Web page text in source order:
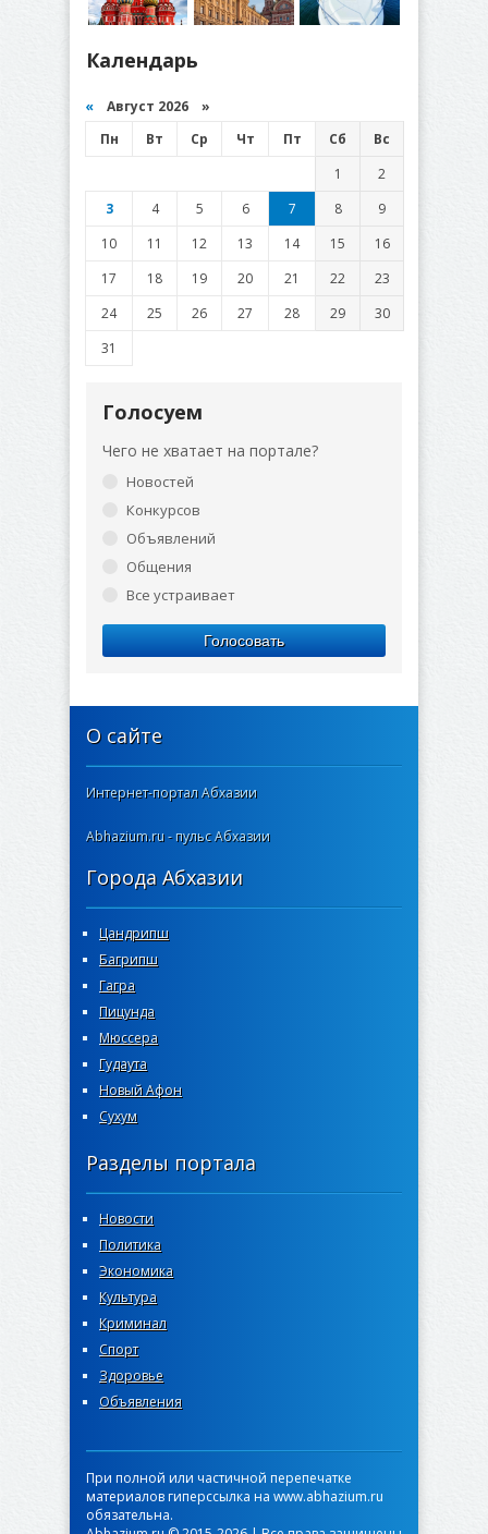
Календарь
« Август 2026 »
Пн
Вт Ср Чт Пт Сб
Вс
1
2
3
4 5 6 7 8
9
10
11 12 13 14 15
16
17
18 19 20 21 22
23
24
25 26 27 28 29
30
31
Голосуем
Чего не хватает на портале?
Новостей
Конкурсов
Объявлений
Общения
Все устраивает
Голосовать
О сайте
Интернет-портал Абхазии
Abhazium.ru - пульс Абхазии
Города Абхазии
Цандрипш
Багрипш
Гагра
Пицунда
Мюссера
Гудаута
Новый Афон
Сухум
Разделы портала
Новости
Политика
Экономика
Культура
Криминал
Спорт
Здоровье
Объявления
При полной или частичной перепечатке
материалов гиперссылка на www.abhazium.ru
обязательна.